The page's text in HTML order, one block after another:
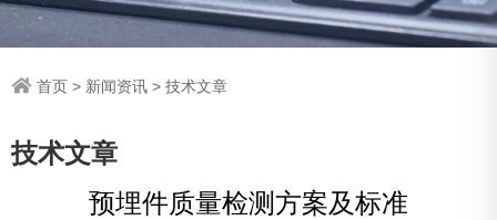
首页 > 新闻资讯 > 技术文章
技术文章
预埋件质量检测方案及标准